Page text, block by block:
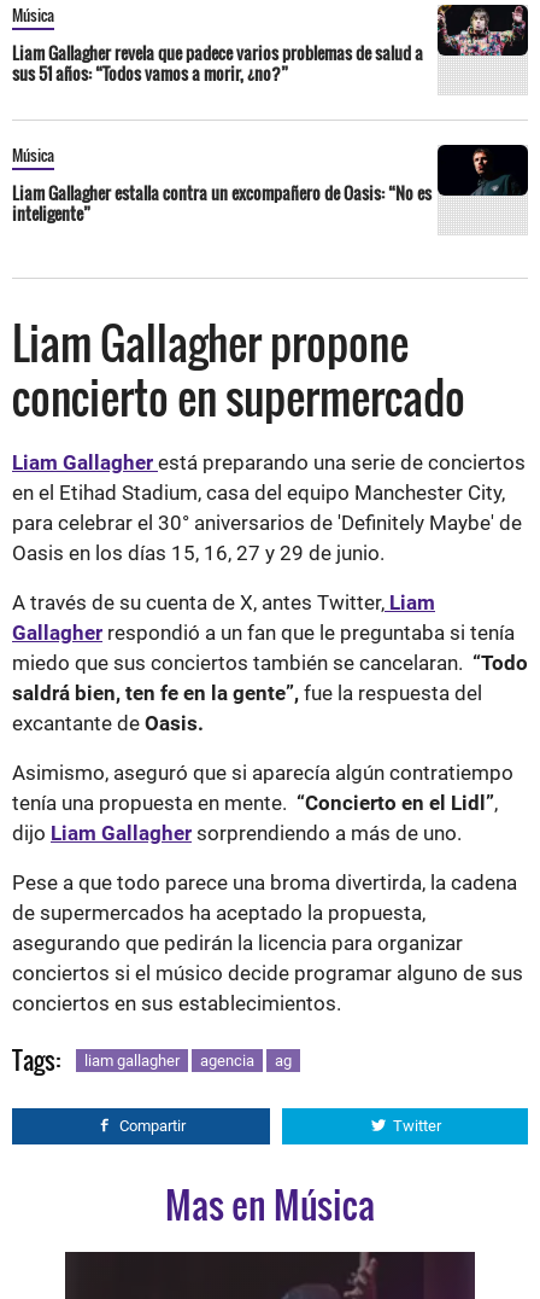
Música
Liam Gallagher revela que padece varios problemas de salud a
sus 51 años: “Todos vamos a morir, ¿no?”
Música
Liam Gallagher estalla contra un excompañero de Oasis: “No es
inteligente”
Liam Gallagher propone
concierto en supermercado
Liam Gallagher está preparando una serie de conciertos
en el Etihad Stadium, casa del equipo Manchester City,
para celebrar el 30° aniversarios de 'Definitely Maybe' de
Oasis en los días 15, 16, 27 y 29 de junio.
A través de su cuenta de X, antes Twitter, Liam
Gallagher respondió a un fan que le preguntaba si tenía
miedo que sus conciertos también se cancelaran. “Todo
saldrá bien, ten fe en la gente”, fue la respuesta del
excantante de Oasis.
Asimismo, aseguró que si aparecía algún contratiempo
tenía una propuesta en mente. “Concierto en el Lidl”,
dijo Liam Gallagher sorprendiendo a más de uno.
Pese a que todo parece una broma divertirda, la cadena
de supermercados ha aceptado la propuesta,
asegurando que pedirán la licencia para organizar
conciertos si el músico decide programar alguno de sus
conciertos en sus establecimientos.
Tags: liam gallagher agencia ag
Compartir Twitter
Mas en Música